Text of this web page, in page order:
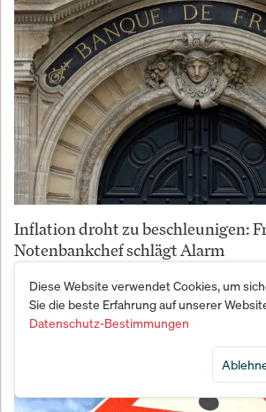
Inflation droht zu beschleunigen:
Notenbankchef schlägt Alarm
Diese Website verwendet Cookies, um
Sie die beste Erfahrung auf unserer
Datenschutz-Bestimmungen